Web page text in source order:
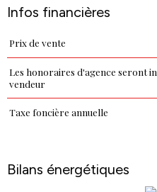
Infos financières
Caractéristiques
Prix de vente
Les honoraires d'agence seront
vendeur
Taxe foncière annuelle
Bilans énergétiques